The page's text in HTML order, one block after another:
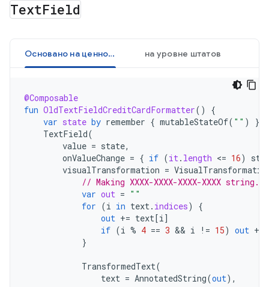
TextField
Основано на ценностях на уровне штатов
@Composable
fun OldTextFieldCreditCardFormatter()
{
var state by remember { mutableStateOf( "" )
}
TextField(
value = state,
onValueChange = { if (it. length <= 16)
visualTransformation =
// Making XXXX-XXXX-XXXX-XXXX string.
var out = ""
for (i in text. indices)
{
out += text[i]
if (i % 4 == 3 && i != 15) out +=
}
TransformedText(
text = AnnotatedString(out),